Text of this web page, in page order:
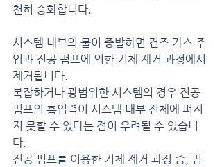
천히 승화합니다.
시스템 내부의 물이 증발하면 건조 가스 주
입과 진공 펌프에 의한 기체 제거 과정에서
제거됩니다.
복잡하거나 광범위한 시스템의 경우 진공
펌프의 흡입력이 시스템 내부 전체에 퍼지
지 못할 수 있다는 점이 우려될 수 있습니
다.
진공 펌프를 이용한 기체 제거 과정 중, 펌